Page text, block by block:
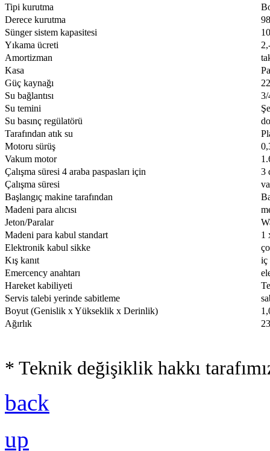
Tipi kurutma
Derece kurutma
Sünger sistem kapasitesi
Yıkama ücreti
Amortizman
Kasa
Güç kaynağı
Su bağlantısı
3/
Su temini
Su basınç regülatörü
Tarafından atık su
Motoru sürüş
Vakum motor
Çalışma süresi 4 araba paspasları için
3
Çalışma süresi
Başlangıç makine tarafından
Madeni para alıcısı
Jeton/Paralar
Madeni para kabul standart
1
Elektronik kabul sikke
Kış kanıt
iç
Emercency anahtarı
Hareket kabiliyeti
Servis talebi yerinde sabitleme
Boyut (Genislik x Yükseklik x Derinlik)
Ağırlık
* Teknik değişiklik hakkı
back
up